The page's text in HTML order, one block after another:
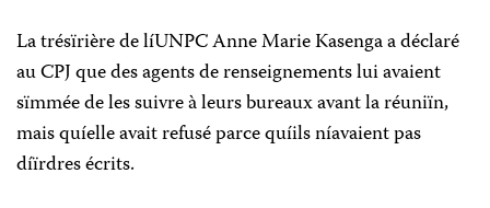
La trésïrière de líUNPC Anne Marie Kasenga a déclaré
au CPJ que des agents de renseignements lui avaient
sïmmée de les suivre à leurs bureaux avant la réuniïn,
mais quíelle avait refusé parce quíils níavaient pas
díïrdres écrits.